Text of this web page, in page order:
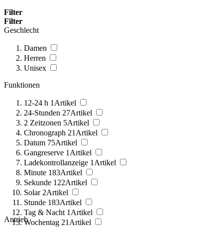
Filter
Filter
Geschlecht
Damen
Herren
Unisex
Funktionen
12-24 h 1 Artikel
24-Stunden 27Artikel
2 Zeitzonen 5Artikel
Chronograph 21 Artikel
Datum 75Artikel
Gangreserve 1 Artikel
Ladekontrollanzeige 1 Artikel
Minute 183Artikel
Sekunde 122Artikel
Solar 2Artikel
Stunde 183Artikel
Tag & Nacht 1 Artikel
Wochentag 21 Artikel
Antrieb